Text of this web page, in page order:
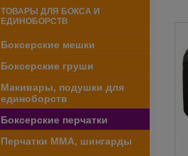
ТОВАРЫ ДЛЯ БОКСА И
ЕДИНОБОРСТВ
Боксерские мешки
Боксерские груши
Макивары, подушки для
единоборств
Боксерские перчатки
Перчатки ММА, шингарды